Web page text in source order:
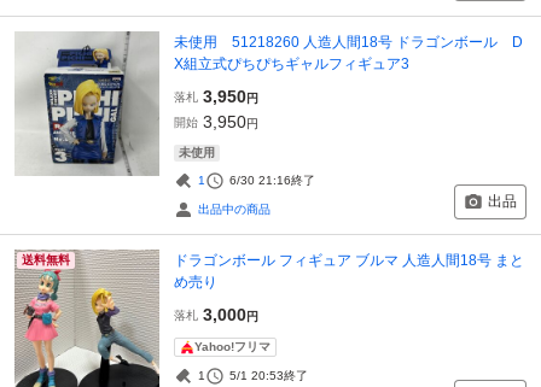
未使用 51218260 人造人間18号 ドラゴンボール D
X組立式ぴちぴちギャルフィギュア3
落札 3,950円
開始 3,950円
未使用
1 6/30 21:16終了
出品中の商品 出品
送料無料
ドラゴンボール フィギュア ブルマ 人造人間18号 まと
め売り
落札 3,000円
Yahoo!フリマ
1 5/1 20:53終了